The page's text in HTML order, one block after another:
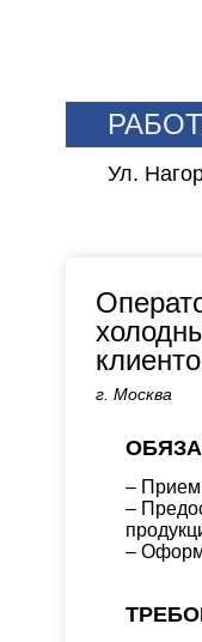
Ул.
г. Москва
– Прием
–
–